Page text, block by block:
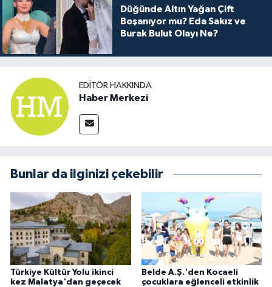
Düğünde Altın Yağan Çift
Boşanıyor mu? Eda Sakız ve
Burak Bulut Olayı Ne?
EDITÖR HAKKINDA
Haber Merkezi
Bunlar da ilginizi çekebilir
Türkiye Kültür Yolu ikinci
kez Malatya'dan geçecek
Belde A.Ş.'den Kocaeli
çocuklara eğlenceli etkinlik